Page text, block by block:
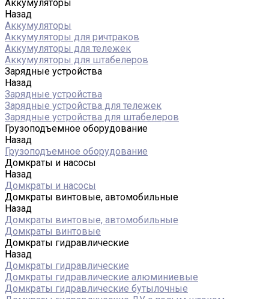
Аккумуляторы
Назад
Аккумуляторы
Аккумуляторы для ричтраков
Аккумуляторы для тележек
Аккумуляторы для штабелеров
Зарядные устройства
Назад
Зарядные устройства
Зарядные устройства для тележек
Зарядные устройства для штабелеров
Грузоподъемное оборудование
Назад
Грузоподъемное оборудование
Домкраты и насосы
Назад
Домкраты и насосы
Домкраты винтовые, автомобильные
Назад
Домкраты винтовые, автомобильные
Домкраты винтовые
Домкраты гидравлические
Назад
Домкраты гидравлические
Домкраты гидравлические алюминиевые
Домкраты гидравлические бутылочные